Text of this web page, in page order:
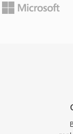
is.
stereo, wat
kenmerk voor live-
Drie voordelen
relevant:
is voor